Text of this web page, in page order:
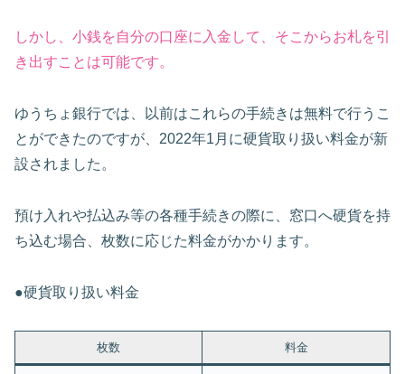
しかし、小銭を自分の口座に入金して、そこからお札を引
き出すことは可能です。
ゆうちょ銀行では、以前はこれらの手続きは無料で行うこ
とができたのですが、2022年1月に硬貨取り扱い料金が新
設されました。
預け入れや払込み等の各種手続きの際に、窓口へ硬貨を持
ち込む場合、枚数に応じた料金がかかります。
●硬貨取り扱い料金
枚数 料金